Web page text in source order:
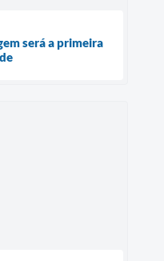
será a primeira